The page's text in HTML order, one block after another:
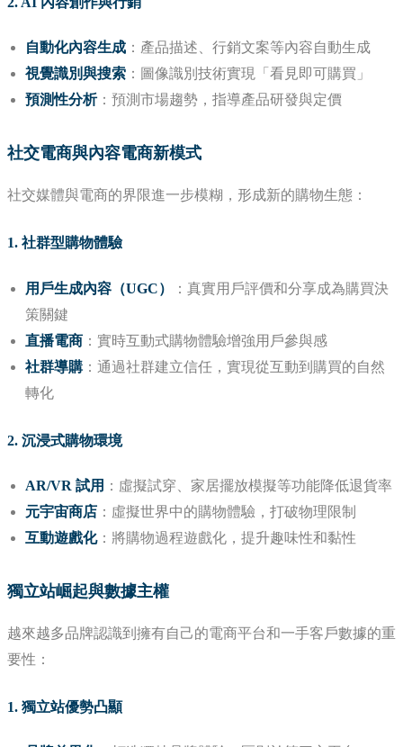
自動化內容生成 ：產品描述、行銷文案等內容自動生成
視覺識別與搜索 ：圖像識別技術實現「看見即可購買」
預測性分析：預測市場趨勢，指導產品研發與定價
社交電商與內容電商新模式
社交媒體與電商的界限進一步模糊，形成新的購物生態：
1. 社群型購物體驗
用戶生成內容（UGC）
：真實用戶評價和分享成為購買決
策關鍵
直播電商 ：實時互動式購物體驗增強用戶參與感
社群導購 ：通過社群建立信任，實現從互動到購買的自然
轉化
2. 沉浸式購物環境
AR/VR 試用 ：虛擬試穿、家居擺放模擬等功能降低退貨率
元宇宙商店 ：虛擬世界中的購物體驗，打破物理限制
互動遊戲化：將購物過程遊戲化，提升趣味性和黏性
獨立站崛起與數據主權
越來越多品牌認識到擁有自己的電商平台和一手客戶數據的重
要性：
1. 獨立站優勢凸顯